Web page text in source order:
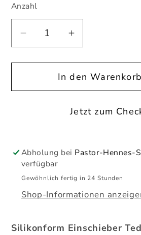
Anzahl
Anzahl
Verringere
Menge
Einschieber
Erhöhe
Menge
für
Einschieber
Teddybär
kurz
In den
Jetzt zum
Abholung bei Pastor-Hennes-
verfügbar
Gewöhnlich fertig in 24 Stunden
Shop-Informationen
Silikonform Einschieber